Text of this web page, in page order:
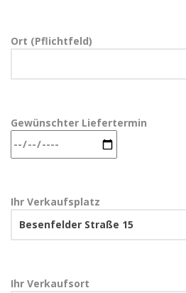
Ort (Pflichtfeld)
Gewünschter Liefertermin
Ihr Verkaufsplatz
Ihr Verkaufsort